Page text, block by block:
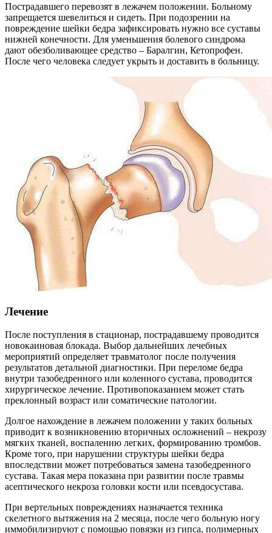
Пострадавшего перевозят в лежачем положении. Больному
запрещается шевелиться и сидеть. При подозрении на
повреждение шейки бедра зафиксировать нужно все суставы
нижней конечности. Для уменьшения болевого синдрома
дают обезболивающее средство – Баралгин, Кетопрофен.
После чего человека следует укрыть и доставить в больницу.
Лечение
После поступления в стационар, пострадавшему проводится
новокаиновая блокада. Выбор дальнейших лечебных
мероприятий определяет травматолог после получения
результатов детальной диагностики. При переломе бедра
внутри тазобедренного или коленного сустава, проводится
хирургическое лечение. Противопоказанием может стать
преклонный возраст или соматические патологии.
Долгое нахождение в лежачем положении у таких больных
приводит к возникновению вторичных осложнений – некрозу
мягких тканей, воспалению легких, формированию тромбов.
Кроме того, при нарушении структуры шейки бедра
впоследствии может потребоваться замена тазобедренного
сустава. Такая мера показана при развитии после травмы
асептического некроза головки кости или псевдосустава.
При вертельных повреждениях назначается техника
скелетного вытяжения на 2 месяца, после чего больную ногу
иммобилизируют с помощью повязки из гипса, полимерных